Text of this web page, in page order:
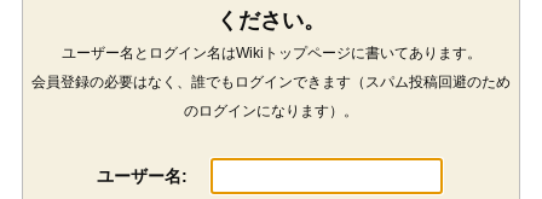
ください。
ユーザー名とログイン名はWikiトップページに書いてあります。
会員登録の必要はなく、誰でもログインできます（スパム投稿回避のため
のログインになります）。
ユーザー名: